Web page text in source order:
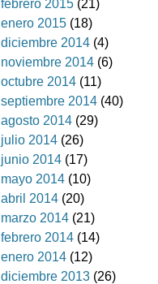
febrero 2015 (21)
enero 2015 (18)
diciembre 2014 (4)
noviembre 2014 (6)
octubre 2014 (11)
septiembre 2014 (40)
agosto 2014 (29)
julio 2014 (26)
junio 2014 (17)
mayo 2014 (10)
abril 2014 (20)
marzo 2014 (21)
febrero 2014 (14)
enero 2014 (12)
diciembre 2013 (26)